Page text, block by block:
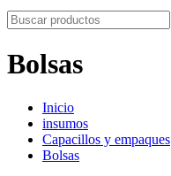
Bolsas
Inicio
insumos
Capacillos y empaques
Bolsas